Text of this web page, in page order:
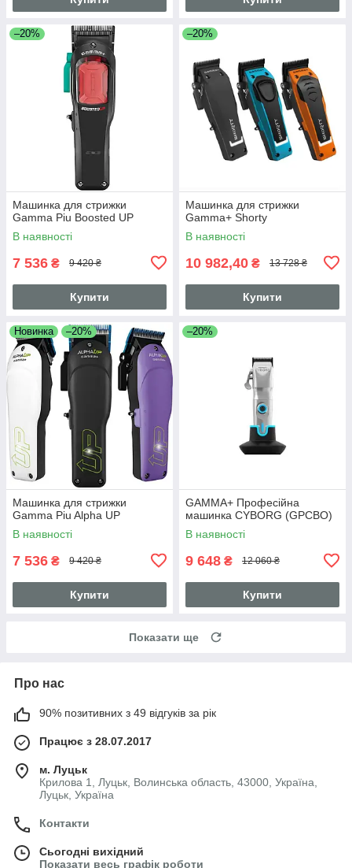
–20%
Машинка для стрижки
Gamma Piu Boosted UP
В наявності
7 536 ₴ 9 420 ₴
Купити
–20%
Машинка для стрижки
Gamma+ Shorty
В наявності
10 982,40 ₴ 13 728 ₴
Купити
Новинка –20%
Машинка для стрижки
Gamma Piu Alpha UP
В наявності
7 536 ₴ 9 420 ₴
Купити
–20%
GAMMA+ Професійна
машинка CYBORG (GPCBO)
В наявності
9 648 ₴ 12 060 ₴
Купити
Показати ще
Про нас
90% позитивних з 49 відгуків за рік
Працює з 28.07.2017
м. Луцьк
Крилова 1, Луцьк, Волинська область, 43000, Україна,
Луцьк, Україна
Контакти
Сьогодні вихідний
Показати весь графік роботи